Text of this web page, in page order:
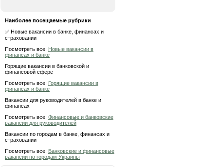
Наиболее посещаемые рубрики
✅ Новые вакансии в банке, финансах и
страховании
Посмотреть все: Новые вакансии в
финансах и банке
Горящие вакансии в банковской и
финансовой сфере
Посмотреть все: Горящие вакансии в
финансах и банке
Вакансии для руководителей в банке и
финансах
Посмотреть все: Финансовые и банковские
вакансии для руководителей
Вакансии по городам в банке, финансах и
страховании
Посмотреть все: Банковские и финансовые
вакансии по городам Украины